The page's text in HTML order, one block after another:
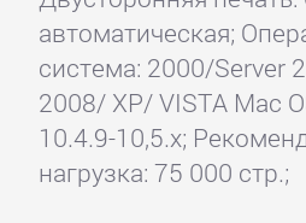
автоматическая;
система: 2000/Server
2008/ XP/ VISTA Mac
10.4.9-10,5.x;
нагрузка: 75 000 стр.;